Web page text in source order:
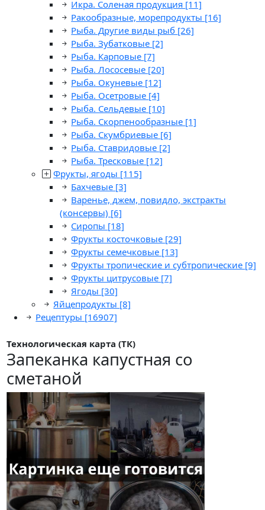
Икра. Соленая продукция [11]
Ракообразные, морепродукты [16]
Рыба. Другие виды рыб [26]
Рыба. Зубатковые [2]
Рыба. Карповые [7]
Рыба. Лососевые [20]
Рыба. Окуневые [12]
Рыба. Осетровые [4]
Рыба. Сельдевые [10]
Рыба. Скорпенообразные [1]
Рыба. Скумбриевые [6]
Рыба. Ставридовые [2]
Рыба. Тресковые [12]
Фрукты, ягоды [115]
Бахчевые [3]
Варенье, джем, повидло, экстракты
(консервы) [6]
Сиропы [18]
Фрукты косточковые [29]
Фрукты семечковые [13]
Фрукты тропические и субтропические [9]
Фрукты цитрусовые [7]
Ягоды [30]
Яйцепродукты [8]
Рецептуры [16907]
Технологическая карта (ТК)
Запеканка капустная со
сметаной